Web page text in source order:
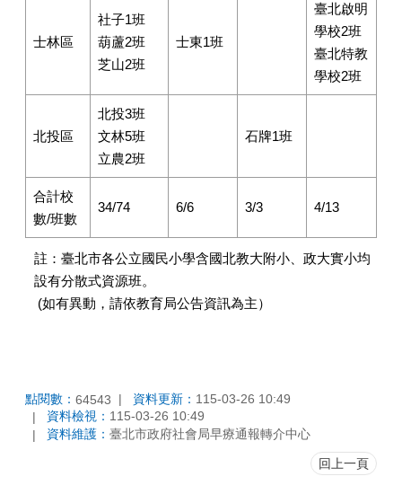
士林區
社子1班
葫蘆2班
芝山2班
士東1班
臺北啟明
學校2班
臺北特教
學校2班
北投區
北投3班
文林5班
立農2班
石牌1班
合計校
數/班數
34/74 6/6 3/3 4/13
註：臺北市各公立國民小學含國北教大附小、政大實小均
設有分散式資源班。
(如有異動，請依教育局公告資訊為主）
點閱數： 64543 資料更新： 115-03-26 10:49
資料檢視： 115-03-26 10:49
資料維護： 臺北市政府社會局早療通報轉介中心
回上一頁